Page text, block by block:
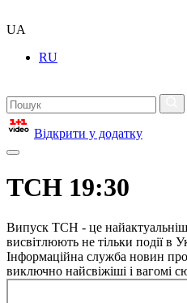
UA
RU
Відкрити у додатку
ТСН 19:30
Випуск ТСН - це
висвітлюють не тільки події в
Інформаційна служба новин
виключно найсвіжіші і вагомі